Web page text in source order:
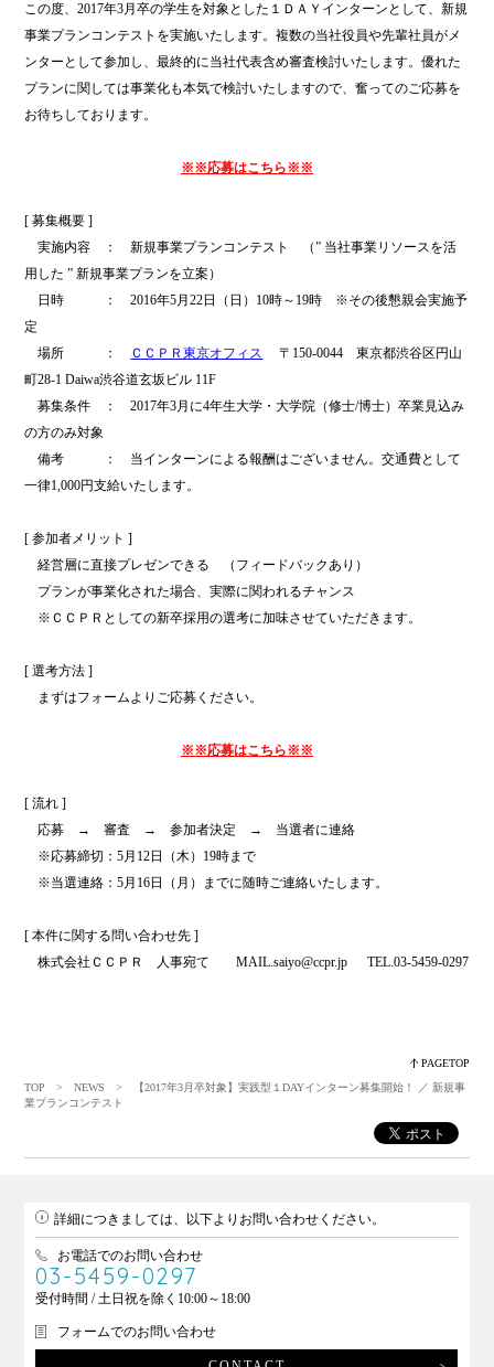
この度、2017年3月卒の学生を対象とした１ＤＡＹインターンとして、新規
事業プランコンテストを実施いたします。複数の当社役員や先輩社員がメ
ンターとして参加し、最終的に当社代表含め審査検討いたします。優れた
プランに関しては事業化も本気で検討いたしますので、奮ってのご応募を
お待ちしております。
※※応募はこちら※※
[ 募集概要 ]
・実施内容 ： 新規事業プランコンテスト （” 当社事業リソースを活
用した ” 新規事業プランを立案）
日時 ： 2016年5月22日（日）10時～19時 ※その後懇親会実施予
定
・場所 ： ＣＣＰＲ東京オフィス
〒150-0044 東京都渋谷区円山
町28-1 Daiwa渋谷道玄坂ビル 11F
・募集条件 ： 2017年3月に4年生大学・大学院（修士/博士）卒業見込み
の方のみ対象
・備考 ： 当インターンによる報酬はございません。交通費として
一律1,000円支給いたします。
[ 参加者メリット ]
・経営層に直接プレゼンできる （フィードバックあり）
プランが事業化された場合、実際に関われるチャンス
※ＣＣＰＲとしての新卒採用の選考に加味させていただきます。
[ 選考方法 ]
まずはフォームよりご応募ください。
※※応募はこちら※※
[ 流れ ]
応募 → 審査 → 参加者決定 → 当選者に連絡
※応募締切：5月12日（木）19時まで
※当選連絡：5月16日（月）までに随時ご連絡いたします。
[ 本件に関する問い合わせ先 ]
・株式会社ＣＣＰＲ 人事宛て MAIL.saiyo@ccpr.jp TEL.03-5459-0297
PAGETOP
TOP
>NEWS
> 【2017年3月卒対象】実践型１DAYインターン募集開始！ ／ 新規事
業プランコンテスト
詳細につきましては、以下よりお問い合わせください。
お電話でのお問い合わせ
03-5459-0297
受付時間 / 土日祝を除く10:00～18:00
フォームでのお問い合わせ